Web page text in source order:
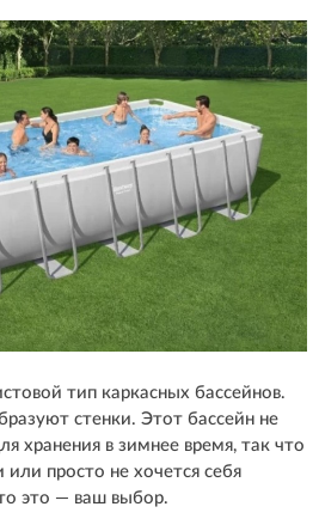
тип каркасных бассейнов.
стенки. Этот бассейн не
хранения в зимнее время, так что
просто не хочется себя
это — ваш выбор.